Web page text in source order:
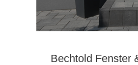
Bechtold Fenster